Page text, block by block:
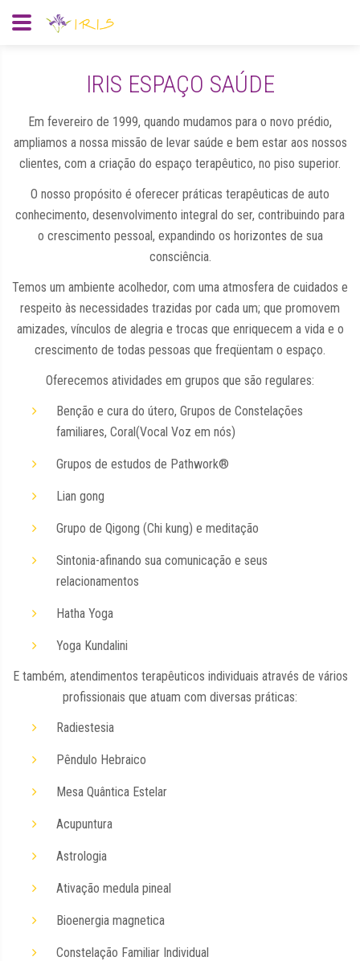
IRIS ESPAÇO SAÚDE
Em fevereiro de 1999, quando mudamos para o novo prédio,
ampliamos a nossa missão de levar saúde e bem estar aos nossos
clientes, com a criação do espaço terapêutico, no piso superior.
O nosso propósito é oferecer práticas terapêuticas de auto
conhecimento, desenvolvimento integral do ser, contribuindo para
o crescimento pessoal, expandindo os horizontes de sua
consciência.
Temos um ambiente acolhedor, com uma atmosfera de cuidados e
respeito às necessidades trazidas por cada um; que promovem
amizades, vínculos de alegria e trocas que enriquecem a vida e o
crescimento de todas pessoas que freqüentam o espaço.
Oferecemos atividades em grupos que são regulares:
Benção e cura do útero, Grupos de Constelações
familiares, Coral(Vocal Voz em nós)
Grupos de estudos de Pathwork®
Lian gong
Grupo de Qigong (Chi kung) e meditação
Sintonia-afinando sua comunicação e seus
relacionamentos
Hatha Yoga
Yoga Kundalini
E também, atendimentos terapêuticos individuais através de vários
profissionais que atuam com diversas práticas:
Radiestesia
Pêndulo Hebraico
Mesa Quântica Estelar
Acupuntura
Astrologia
Ativação medula pineal
Bioenergia magnetica
Constelação Familiar Individual